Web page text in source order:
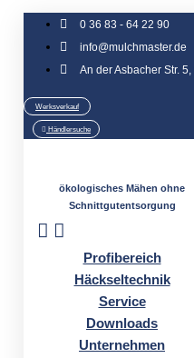
springen
0 36 83 - 64 22 90
info@mulchmaster.de
An der Asbacher Str.
Werksverkauf
Händlersuche
ökologisches Mähen ohne
Schnittgutentsorgung
Profibereich
Häckseltechnik
Service
Downloads
Unternehmen